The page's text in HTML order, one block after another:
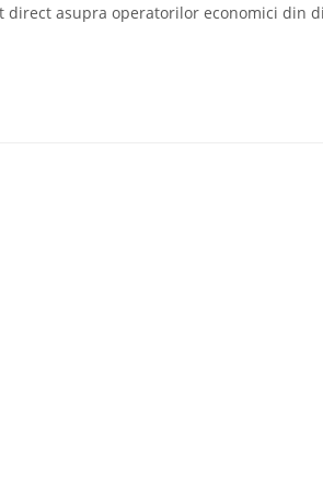
asupra operatorilor economici din